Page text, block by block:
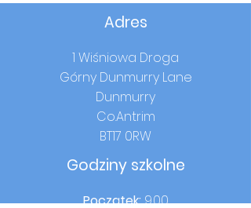
Adres
1 Wiśniowa Droga
Górny Dunmurry Lane
Dunmurry
Co.Antrim
BT17 0RW
Godziny szkolne
Początek:9.00